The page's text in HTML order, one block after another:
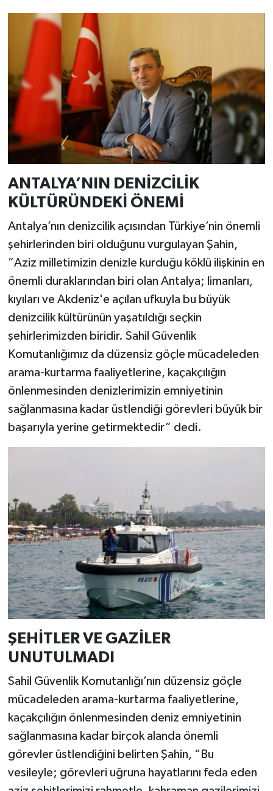
ANTALYA’NIN DENİZCİLİK
KÜLTÜRÜNDEKİ ÖNEMİ
Antalya’nın denizcilik açısından Türkiye’nin önemli
şehirlerinden biri olduğunu vurgulayan Şahin,
”Aziz milletimizin denizle kurduğu köklü ilişkinin en
önemli duraklarından biri olan Antalya; limanları,
kıyıları ve Akdeniz'e açılan ufkuyla bu büyük
denizcilik kültürünün yaşatıldığı seçkin
şehirlerimizden biridir. Sahil Güvenlik
Komutanlığımız da düzensiz göçle mücadeleden
arama-kurtarma faaliyetlerine, kaçakçılığın
önlenmesinden denizlerimizin emniyetinin
sağlanmasına kadar üstlendiği görevleri büyük bir
başarıyla yerine getirmektedir” dedi.
ŞEHİTLER VE GAZİLER
UNUTULMADI
Sahil Güvenlik Komutanlığı’nın düzensiz göçle
mücadeleden arama-kurtarma faaliyetlerine,
kaçakçılığın önlenmesinden deniz emniyetinin
sağlanmasına kadar birçok alanda önemli
görevler üstlendiğini belirten Şahin, “Bu
vesileyle; görevleri uğruna hayatlarını feda eden